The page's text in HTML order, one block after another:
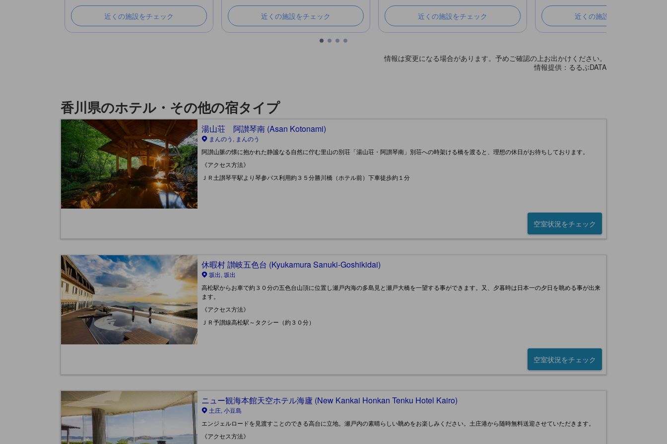
近くの施設をチェック 近くの施設をチェック 近くの施設をチェック 近くの施設をチェック
情報は変更になる場合があります。予めご確認の上お出かけください。
情報提供：るるぶDATA
香川県のホテル・その他の宿タイプ
湯山荘 阿讃琴南 (Asan Kotonami)
まんのう, まんのう
阿讃山脈の懐に抱かれた静謐なる自然に佇む里山の別荘「湯山荘・阿讃琴南」別荘への時架ける橋を渡ると、理想の休日がお待ちしております。
《アクセス方法》
ＪＲ土讃琴平駅より琴参バス利用約３５分勝川橋（ホテル前）下車徒歩約１分
空室状況をチェック
休暇村 讃岐五色台 (Kyukamura Sanuki-Goshikidai)
坂出, 坂出
高松駅からお車で約３０分の五色台山頂に位置し瀬戸内海の多島見と瀬戸大橋を一望する事ができます。又、夕暮時は日本一の夕日を眺める事が出来
ます。
《アクセス方法》
ＪＲ予讃線高松駅～タクシー（約３０分）
空室状況をチェック
ニュー観海本館天空ホテル海廬 (New Kankai Honkan Tenku Hotel Kairo)
土庄, 小豆島
エンジェルロードを見渡すことのできる高台に立地。瀬戸内の素晴らしい眺めをお楽しみください。土庄港から随時無料送迎させていただきます。
《アクセス方法》